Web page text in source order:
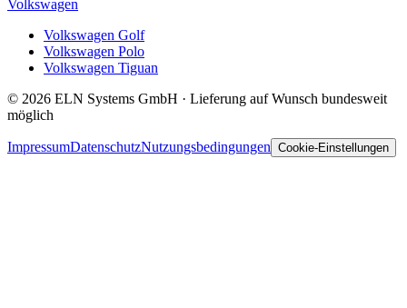
Volkswagen
Volkswagen Golf
Volkswagen Polo
Volkswagen Tiguan
© 2026 ELN Systems GmbH · Lieferung auf Wunsch bundesweit
möglich
ImpressumDatenschutzNutzungsbedingungen Cookie-Einstellungen